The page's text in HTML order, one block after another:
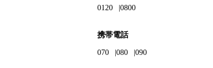
0120 0800
携帯電話
070 080 090